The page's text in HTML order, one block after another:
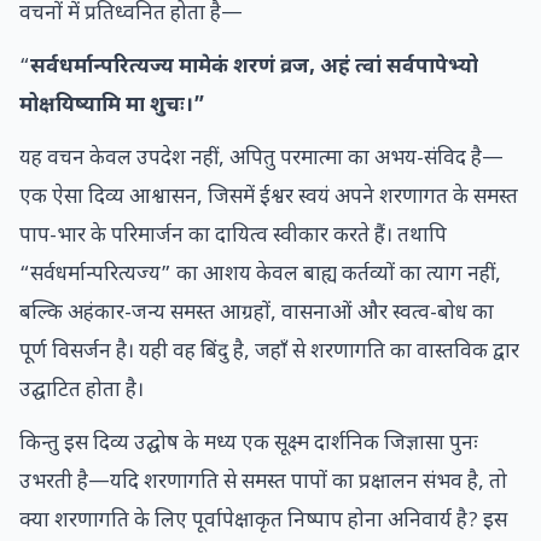
वचनों में प्रतिध्वनित होता है—
“सर्वधर्मान्परित्यज्य मामेकं शरणं व्रज, अहं त्वां सर्वपापेभ्यो
मोक्षयिष्यामि मा शुचः।”
यह वचन केवल उपदेश नहीं, अपितु परमात्मा का अभय-संविद है—
एक ऐसा दिव्य आश्वासन, जिसमें ईश्वर स्वयं अपने शरणागत के समस्त
पाप-भार के परिमार्जन का दायित्व स्वीकार करते हैं। तथापि
“सर्वधर्मान्परित्यज्य” का आशय केवल बाह्य कर्तव्यों का त्याग नहीं,
बल्कि अहंकार-जन्य समस्त आग्रहों, वासनाओं और स्वत्व-बोध का
पूर्ण विसर्जन है। यही वह बिंदु है, जहाँ से शरणागति का वास्तविक द्वार
उद्घाटित होता है।
किन्तु इस दिव्य उद्घोष के मध्य एक सूक्ष्म दार्शनिक जिज्ञासा पुनः
उभरती है—यदि शरणागति से समस्त पापों का प्रक्षालन संभव है, तो
क्या शरणागति के लिए पूर्वापेक्षाकृत निष्पाप होना अनिवार्य है? इस